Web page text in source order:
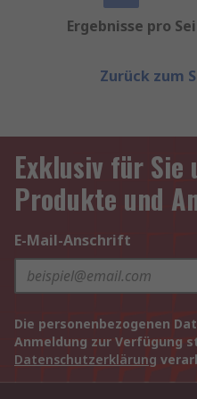
Ergebnisse pro
Zurück zum
Exklusiv für Sie
Produkte und
E-Mail-Anschrift
Die personenbezogenen
Anmeldung zur Verfügung
Datenschutzerklärung